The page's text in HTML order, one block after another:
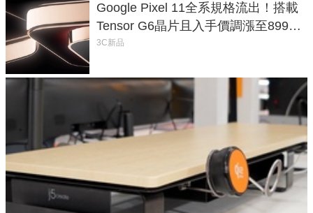
Google Pixel 11全系規格流出！搭載
Tensor G6晶片且入手價調漲至899美
元
3C新品